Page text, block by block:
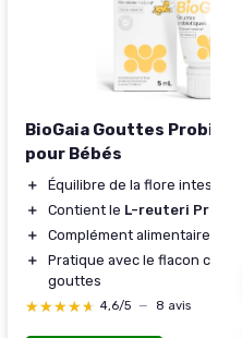
BioGaia Gouttes
pour Bébés
＋
Équilibre de la flore intestinale
＋
Contient le L-reuteri
＋
Complément alimentaire
＋
Pratique avec le flacon
gouttes
★★★★★
★★★★★ 4,6/5 — 8 avis